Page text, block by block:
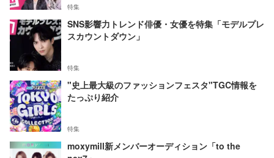
特集
SNS影響力トレンド俳優・女優を特集「モデルプレ
スカウントダウン」
特集
"史上最大級のファッションフェスタ"TGC情報を
たっぷり紹介
特集
moxymill新メンバーオーディション「to the